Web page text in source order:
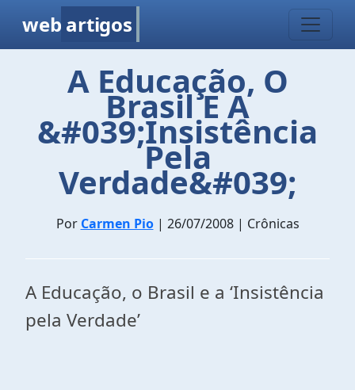
web artigos
A Educação, O
Brasil E A
&#039;Insistência
Pela
Verdade&#039;
Por Carmen Pio| 26/07/2008 | Crônicas
A Educação, o Brasil e a ‘Insistência
pela Verdade’